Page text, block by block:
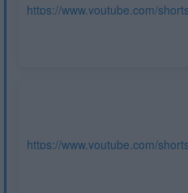
https://www.youtube.com/
https://www.youtube.com/